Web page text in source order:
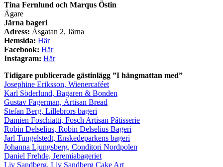
Tina Fernlund och Marqus Östin
Ägare
Järna bageri
Adress: Åsgatan 2, Järna
Hemsida: Här
Facebook: Här
Instagram: Här
Tidigare publicerade gästinlägg ”I hängmattan med”
Josephine Eriksson, Wienercaféet
Karl Söderlund, Bagaren & Bonden
Gustav Fagerman, Artisan Bread
Stefan Berg, Lillebrors bageri
Damien Foschiatti, Fosch Artisan Pâtisserie
Robin Delselius, Robin Delselius Bageri
Jarl Tungelstedt, Enskedeparkens bageri
Johanna Ljungsberg, Conditori Nordpolen
Daniel Frehde, Jeremiabageriet
Liv Sandberg, Liv Sandberg Cake Art